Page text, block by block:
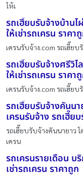
ให้เ
รถเฮี๊ยบรับจ้างบ้านไ
ให้เช่ารถเครน ราคา
เครนรับจ้าง.com รถเฮี๊ยบ
รถเฮี๊ยบรับจ้างศรีวิไ
ให้เช่ารถเครน ราคา
เครนรับจ้าง.com รถเฮี๊ยบ
รถเฮี๊ยบรับจ้างคันน
เครนรับจ้าง รถเฮี๊ย
รถเฮี๊ยบรับจ้างคันนายาว
เครน
รถเครนรายเดือน บ
เช่ารถเครน ราคาถูก